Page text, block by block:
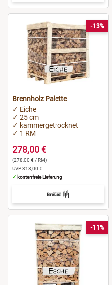
-13%
Brennholz Palette
✓ Eiche
✓ 25 cm
✓ kammergetrocknet
✓ 1 RM
278,00 €
(278,00 € / RM)
UVP318,00 €
✓ kostenfreie Lieferung
-11%